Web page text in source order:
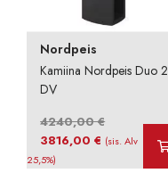
Nordpeis
Kamiina Nordpeis Duo 2
DV
4240,00€
Alkuperäinen
hinta
3816,00€ Nykyinen
(sis. Alv
25,5%)